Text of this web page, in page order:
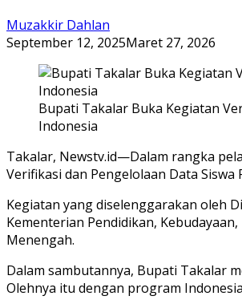
Muzakkir Dahlan
September 12, 2025Maret 27, 2026
Bupati Takalar Buka Kegiatan
Indonesia
Takalar, Newstv.id—Dalam rangka
Verifikasi dan Pengelolaan Data
Kegiatan yang diselenggarakan oleh
Kementerian Pendidikan,
Menengah.
Dalam sambutannya, Bupati Takalar
Olehnya itu dengan program